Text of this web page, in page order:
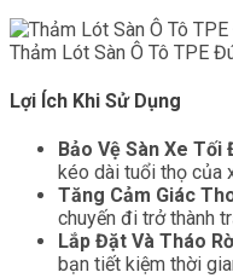
Thảm Lót Sàn Ô Tô TPE
Lợi Ích Khi Sử Dụng
Bảo Vệ Sàn Xe Tối
kéo dài tuổi thọ của
Tăng Cảm Giác
chuyến đi trở thành
Lắp Đặt Và Tháo
bạn tiết kiệm thời